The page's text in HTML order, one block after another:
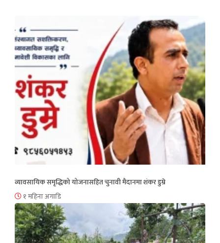
व्यावसायिक समृद्धिको योजनासहित चुनावी मैदानमा शंकर डुम्रे
१ महिना अगाडि